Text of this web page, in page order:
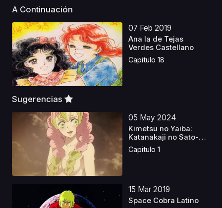
A Continuación
07 Feb 2019
Ana la de Tejas
Verdes Castellano
Capitulo 18
Sugerencias
05 May 2024
Kimetsu no Yaiba:
Katanakaji no Sato-
hen...
Capitulo 1
15 Mar 2019
Space Cobra Latino